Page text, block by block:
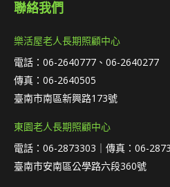
聯絡我們
樂活屋老人長期照顧中心
電話：06-2640777、06-2640277
傳真：06-2640505
臺南市南區新興路173號
東園老人長期照顧中心
電話：06-2873303｜傳真：06-
臺南市安南區公學路六段360號